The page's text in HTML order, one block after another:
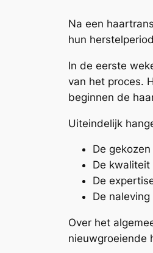
Na een
hun
In de eerste
van het proces.
beginnen de
Uiteindelijk
De
De
De
De
Over het
nieuwgroeiende